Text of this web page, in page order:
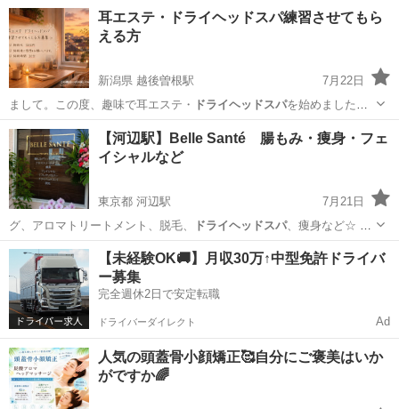
東京 足立区 マッサージ 五十肩
耳エステ・ドライヘッドスパ練習させてもら
える方
新潟県 越後曽根駅
7月22日
まして。この度、趣味で耳エステ・
ドライヘッドスパを始めました！
もっと上手になり…
新潟 新潟市 越後曽根駅 ドライヘッドスパ
【河辺駅】Belle Santé 腸もみ・痩身・フェ
イシャルなど
東京都 河辺駅
7月21日
グ、アロマトリートメント、脱毛、
ドライヘッドスパ、痩身など☆ ご
予約はこち…
東京 青梅市 河辺駅 エステ 痩身
【未経験OK🚚】月収30万↑中型免許ドライバ
ー募集
完全週休2日で安定転職
ドライバーダイレクト Ad
人気の頭蓋骨小顔矯正🥰自分にご褒美はいか
がですか🌈